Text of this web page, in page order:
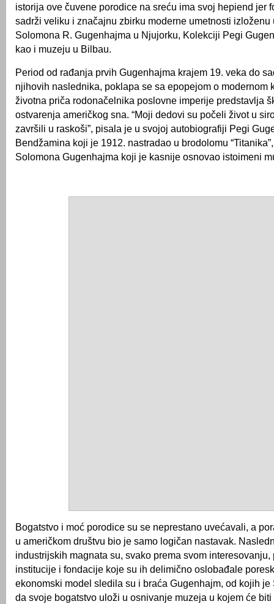
istorija ove čuvene porodice na sreću ima svoj hepiend jer
sadrži veliku i značajnu zbirku moderne umetnosti izloženu
Solomona R. Gugenhajma u Njujorku, Kolekciji Pegi
kao i muzeju u Bilbau.
Period od rađanja prvih Gugenhajma krajem 19. veka do
njihovih naslednika, poklapa se sa epopejom o modernom
životna priča rodonačelnika poslovne imperije predstavlja
ostvarenja američkog sna. “Moji dedovi su počeli život u
završili u raskoši”, pisala je u svojoj autobiografiji Pegi
Bendžamina koji je 1912. nastradao u brodolomu
Solomona Gugenhajma koji je kasnije osnovao istoimeni
Bogatstvo i moć porodice su se neprestano uvećavali, a
u američkom društvu bio je samo logičan nastavak.
industrijskih magnata su, svako prema svom
institucije i fondacije koje su ih delimično oslobađale
ekonomski model sledila su i braća Gugenhajm, od kojih
da svoje bogatstvo uloži u osnivanje muzeja u kojem će